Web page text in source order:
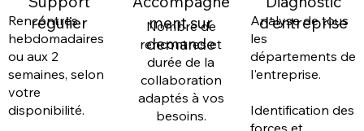
régulier
Rencontres
hebdomadaires
ou aux 2
semaines, selon
votre
disponibilité.
d'entreprise
Analyse de tous
les
départements de
l'entreprise.
Identification des
forces et
Nombre de
rencontres et
durée de la
collaboration
adaptés à vos
besoins.
ment sur
demande